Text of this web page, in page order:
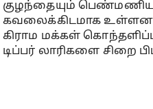
குழந்தையும்
கவலைக்கிடமாக
கிராம மக்கள்
டிப்பர் லாரிகளை சிறை